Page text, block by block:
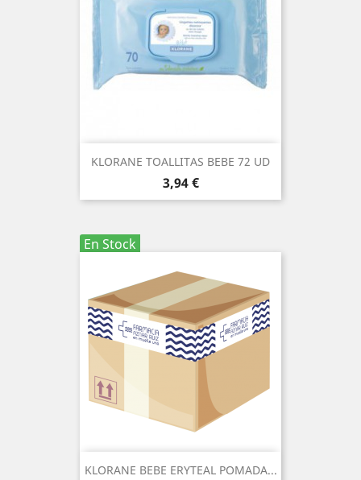
KLORANE TOALLITAS BEBE 72 UD
Precio
3,94 €
En Stock
KLORANE BEBE ERYTEAL POMADA...